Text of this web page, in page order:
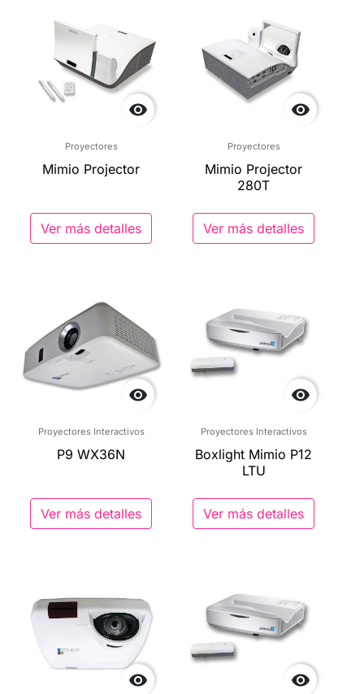

Proyectores
Mimio Projector
Ver más detalles

Proyectores
Mimio Projector
280T
Ver más detalles

Proyectores Interactivos
P9 WX36N
Ver más detalles

Proyectores Interactivos
Boxlight Mimio P12
LTU
Ver más detalles
 